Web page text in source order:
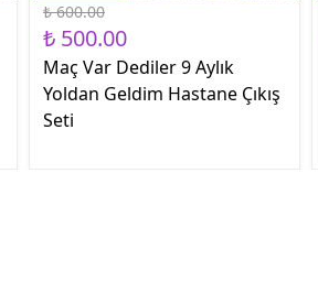
₺ 600.00
₺ 500.00
Maç Var Dediler 9 Aylık
Yoldan Geldim Hastane Çıkış
Seti